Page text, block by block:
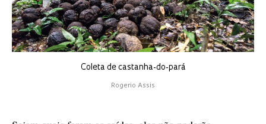
Coleta de castanha-do-pará
Rogerio Assis